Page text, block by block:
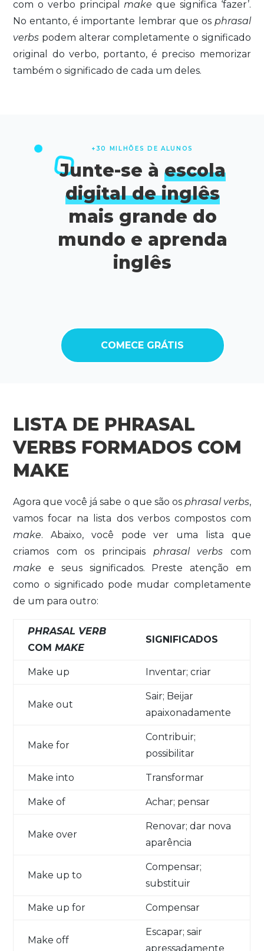
com o verbo principalmake que significa ‘fazer’.
No entanto, é importante lembrar que os phrasal
verbs podem alterar completamente o significado
original do verbo, portanto, é preciso memorizar
também o significado de cada um deles.
+30 MILHÕES DE ALUNOS
Junte-se à escola
digital de inglês
mais grande do
mundo e aprenda
inglês
COMECE GRÁTIS
LISTA DE PHRASAL
VERBS FORMADOS COM
MAKE
Agora que você já sabe o que são os phrasal verbs,
vamos focar na lista dos verbos compostos com
make. Abaixo, você pode ver uma lista que
criamos com os principais phrasal verbs com
make e seus significados. Preste atenção em
como o significado pode mudar completamente
de um para outro:
PHRASAL VERB
COMMAKE
SIGNIFICADOS
Make up Inventar; criar
Make out
Sair; Beijar
apaixonadamente
Make for
Contribuir;
possibilitar
Make into Transformar
Make of Achar; pensar
Make over
Renovar; dar nova
aparência
Make up to
Compensar;
substituir
Make up for Compensar
Make off
Escapar; sair
apressadamente